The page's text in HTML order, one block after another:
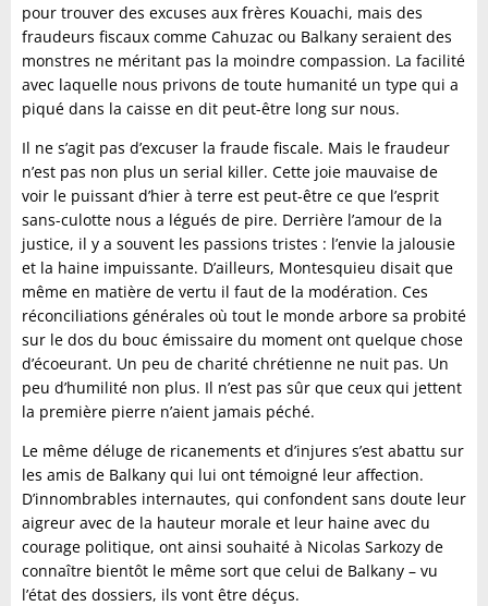
pour trouver des excuses aux frères Kouachi, mais des
fraudeurs fiscaux comme Cahuzac ou Balkany seraient des
monstres ne méritant pas la moindre compassion. La facilité
avec laquelle nous privons de toute humanité un type qui a
piqué dans la caisse en dit peut-être long sur nous.
Il ne s’agit pas d’excuser la fraude fiscale. Mais le fraudeur
n’est pas non plus un serial killer. Cette joie mauvaise de
voir le puissant d’hier à terre est peut-être ce que l’esprit
sans-culotte nous a légués de pire. Derrière l’amour de la
justice, il y a souvent les passions tristes : l’envie la jalousie
et la haine impuissante. D’ailleurs, Montesquieu disait que
même en matière de vertu il faut de la modération. Ces
réconciliations générales où tout le monde arbore sa probité
sur le dos du bouc émissaire du moment ont quelque chose
d’écoeurant. Un peu de charité chrétienne ne nuit pas. Un
peu d’humilité non plus. Il n’est pas sûr que ceux qui jettent
la première pierre n’aient jamais péché.
Le même déluge de ricanements et d’injures s’est abattu sur
les amis de Balkany qui lui ont témoigné leur affection.
D’innombrables internautes, qui confondent sans doute leur
aigreur avec de la hauteur morale et leur haine avec du
courage politique, ont ainsi souhaité à Nicolas Sarkozy de
connaître bientôt le même sort que celui de Balkany – vu
l’état des dossiers, ils vont être déçus.